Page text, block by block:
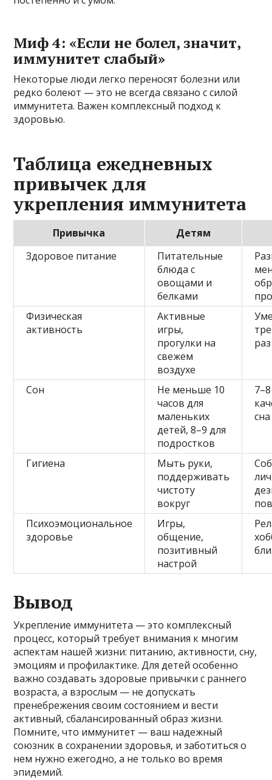
Миф 4: «Если не болел, значит,
иммунитет слабый»
Некоторые люди легко переносят болезни или
редко болеют — это не всегда связано с силой
иммунитета. Важен комплексный подход к
здоровью.
Таблица ежедневных
привычек для
укрепления иммунитета
Привычка
Детям
Здоровое питание
Питательные
блюда с
овощами и
белками
Физическая
активность
Активные
игры,
прогулки на
свежем
воздухе
Сон
Не меньше 10
часов для
маленьких
детей, 8–9 для
подростков
сна
Гигиена
Мыть руки,
поддерживать
чистоту
вокруг
Психоэмоциональное
здоровье
Игры,
общение,
позитивный
настрой
Вывод
Укрепление иммунитета — это комплексный
процесс, который требует внимания к многим
аспектам нашей жизни: питанию, активности, сну,
эмоциям и профилактике. Для детей особенно
важно создавать здоровые привычки с раннего
возраста, а взрослым — не допускать
пренебрежения своим состоянием и вести
активный, сбалансированный образ жизни.
Помните, что иммунитет — ваш надежный
союзник в сохранении здоровья, и заботиться о
нем нужно ежегодно, а не только во время
эпидемий.